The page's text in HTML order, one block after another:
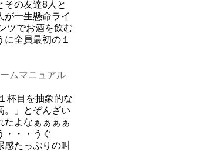
その友達8人と
が一生懸命ライ
ツでお酒を飲む
全員最初の１
ムマニュアル
杯目を抽象的な
。」とぞんざい
たよなぁぁぁぁ
・・・うぐ
感たっぷりの叫